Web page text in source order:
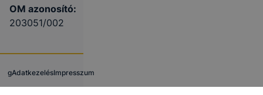
OM azonosító:
203051/002
gAdatkezelésImpresszum